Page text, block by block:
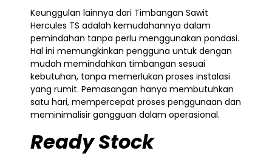
Keunggulan lainnya dari Timbangan Sawit
Hercules TS adalah kemudahannya dalam
pemindahan tanpa perlu menggunakan pondasi.
Hal ini memungkinkan pengguna untuk dengan
mudah memindahkan timbangan sesuai
kebutuhan, tanpa memerlukan proses instalasi
yang rumit. Pemasangan hanya membutuhkan
satu hari, mempercepat proses penggunaan dan
meminimalisir gangguan dalam operasional.
Ready Stock